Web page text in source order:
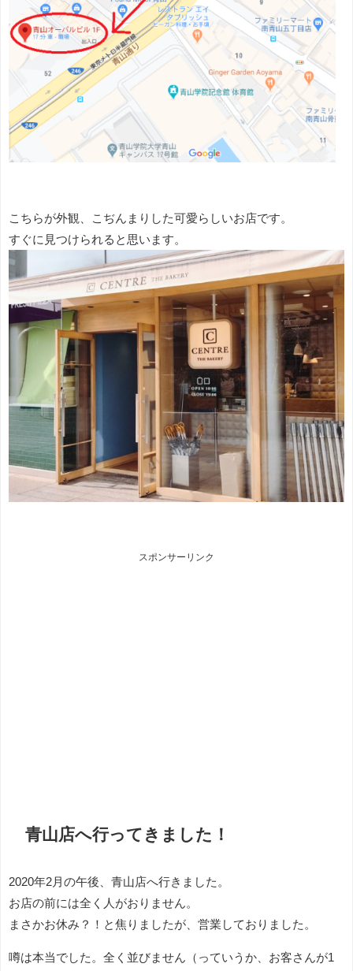
こちらが外観、こぢんまりした可愛らしいお店です。
すぐに見つけられると思います。
スポンサーリンク
青山店へ行ってきました！
2020年2月の午後、青山店へ行きました。
お店の前には全く人がおりません。
まさかお休み？！と焦りましたが、営業しておりました。
噂は本当でした。全く並びません（っていうか、お客さんが1